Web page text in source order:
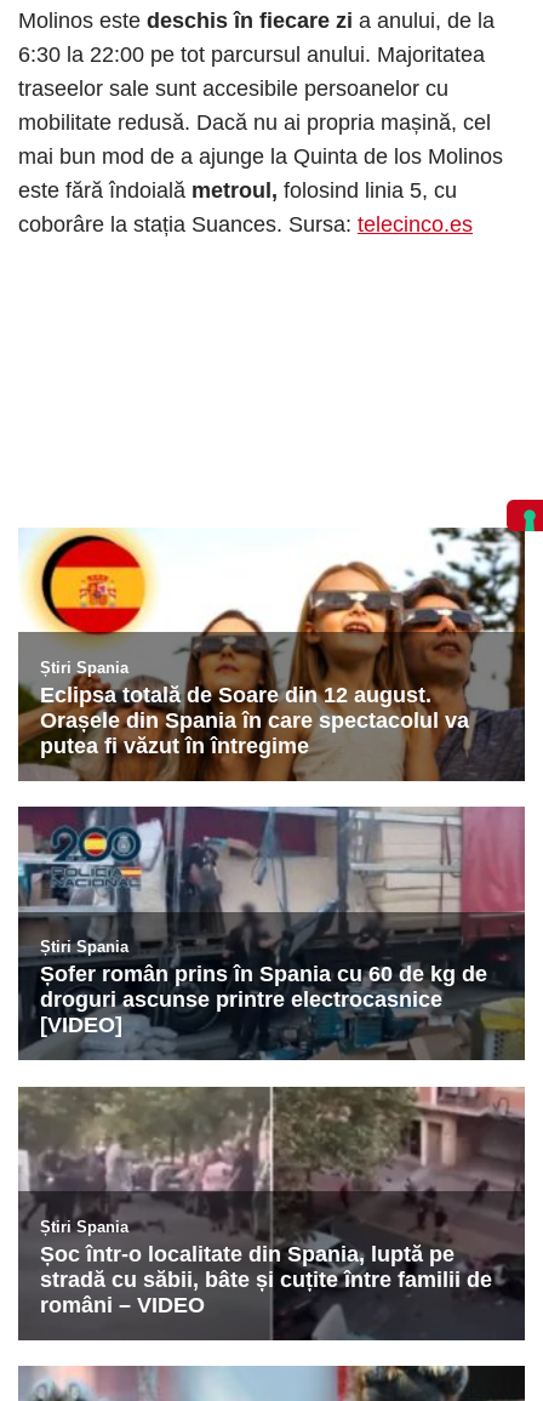
Molinos este deschis în fiecare zi a anului, de la
6:30 la 22:00 pe tot parcursul anului. Majoritatea
traseelor ​​sale sunt accesibile persoanelor cu
mobilitate redusă. Dacă nu ai propria mașină, cel
mai bun mod de a ajunge la Quinta de los Molinos
este fără îndoială metroul, folosind linia 5, cu
coborâre la stația Suances. Sursa: telecinco.es